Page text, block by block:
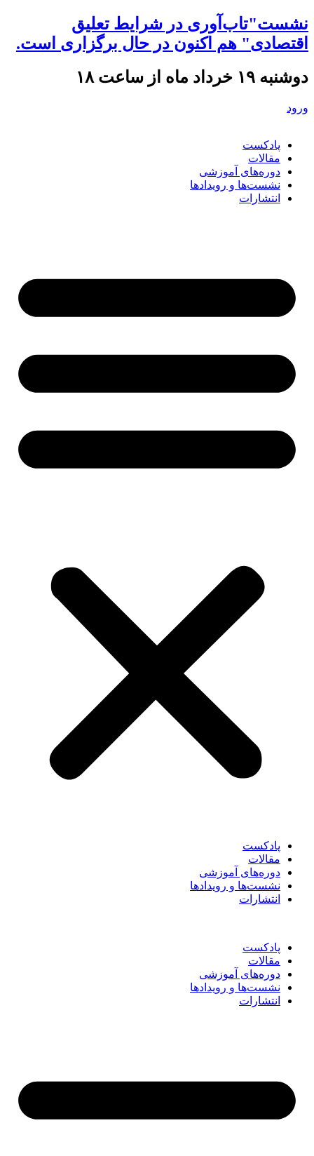
نشست"تاب‌آوری در شرایط تعلیق
اقتصادی" هم اکنون در حال برگزاری است.
دوشنبه ۱۹ خرداد ماه از ساعت ۱۸
ورود
پادکست
مقالات
دوره‌های آموزشی
نشست‌ها و رویدادها
انتشارات
پادکست
مقالات
دوره‌های آموزشی
نشست‌ها و رویدادها
انتشارات
پادکست
مقالات
دوره‌های آموزشی
نشست‌ها و رویدادها
انتشارات